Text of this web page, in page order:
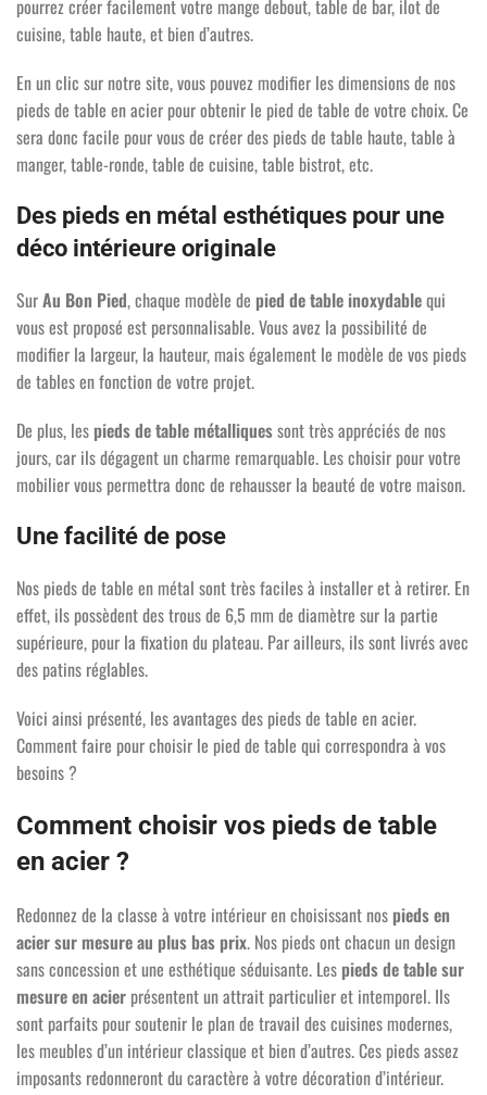
15 avis
pourrez créer facilement votre mange debout, table de bar, ilot de
cuisine, table haute, et bien d’autres.
En un clic sur notre site, vous pouvez modifier les dimensions de nos
pieds de table en acier pour obtenir le pied de table de votre choix. Ce
sera donc facile pour vous de créer des pieds de table haute, table à
manger, table-ronde, table de cuisine, table bistrot, etc.
Des pieds en métal esthétiques pour une
déco intérieure originale
SurAu Bon Pied, chaque modèle de pied de table inoxydablequi
vous est proposé est personnalisable. Vous avez la possibilité de
modifier la largeur, la hauteur, mais également le modèle de vos pieds
de tables en fonction de votre projet.
De plus, lespieds de table métalliquessont très appréciés de nos
jours, car ils dégagent un charme remarquable. Les choisir pour votre
mobilier vous permettra donc de rehausser la beauté de votre maison.
Une facilité de pose
Nos pieds de table en métal sont très faciles à installer et à retirer. En
effet, ils possèdent des trous de 6,5 mm de diamètre sur la partie
supérieure, pour la fixation du plateau. Par ailleurs, ils sont livrés avec
des patins réglables.
Voici ainsi présenté, les avantages des pieds de table en acier.
Comment faire pour choisir le pied de table qui correspondra à vos
besoins ?
Comment choisir vos pieds de table
en acier ?
Redonnez de la classe à votre intérieur en choisissant nospieds en
acier sur mesure au plus bas prix. Nos pieds ont chacun un design
sans concession et une esthétique séduisante. Lespieds de table sur
mesure en acier présentent un attrait particulier et intemporel. Ils
sont parfaits pour soutenir le plan de travail des cuisines modernes,
les meubles d’un intérieur classique et bien d’autres. Ces pieds assez
imposants redonneront du caractère à votre décoration d’intérieur.